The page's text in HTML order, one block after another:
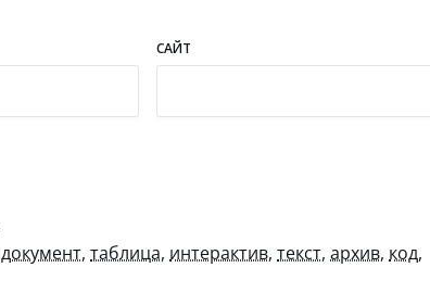
САЙТ
документ, таблица, интерактив, текст, архив, код,